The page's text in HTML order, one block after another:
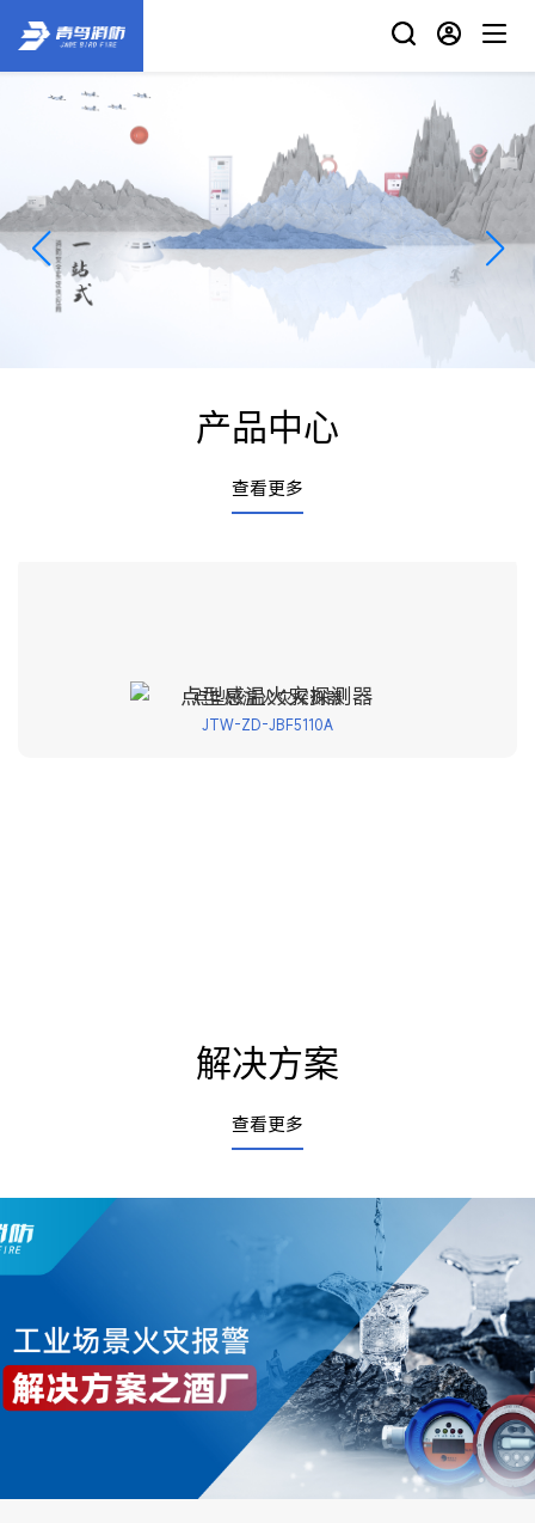
产品中心
查看更多
点型感温火灾探测器
JTW-ZD-JBF5110A
解决方案
查看更多